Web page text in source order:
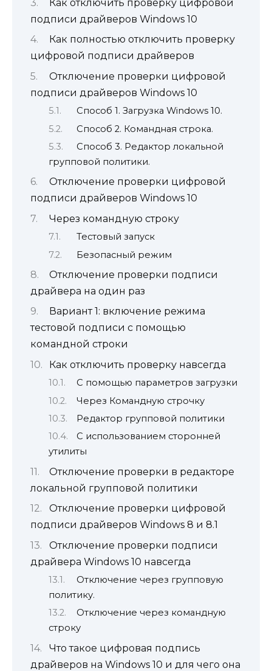
Как отключить проверку цифровой
подписи драйверов Windows 10
Как полностью отключить проверку
цифровой подписи драйверов
Отключение проверки цифровой
подписи драйверов Windows 10
Способ 1. Загрузка Windows 10.
Способ 2. Командная строка.
Способ 3. Редактор локальной
групповой политики.
Отключение проверки цифровой
подписи драйверов Windows 10
Через командную строку
Тестовый запуск
Безопасный режим
Отключение проверки подписи
драйвера на один раз
Вариант 1: включение режима
тестовой подписи с помощью
командной строки
Как отключить проверку навсегда
С помощью параметров загрузки
Через Командную строчку
Редактор групповой политики
С использованием сторонней
утилиты
Отключение проверки в редакторе
локальной групповой политики
Отключение проверки цифровой
подписи драйверов Windows 8 и 8.1
Отключение проверки подписи
драйвера Windows 10 навсегда
Отключение через групповую
политику.
Отключение через командную
строку
Что такое цифровая подпись
драйверов на Windows 10 и для чего она